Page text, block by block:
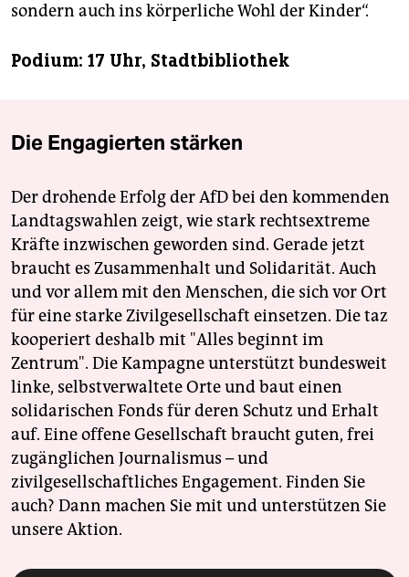
sondern auch ins körperliche Wohl der Kinder“.
Podium: 17 Uhr, Stadtbibliothek
Die Engagierten stärken
Der drohende Erfolg der AfD bei den kommenden
Landtagswahlen zeigt, wie stark rechtsextreme
Kräfte inzwischen geworden sind. Gerade jetzt
braucht es Zusammenhalt und Solidarität. Auch
und vor allem mit den Menschen, die sich vor Ort
für eine starke Zivilgesellschaft einsetzen. Die taz
kooperiert deshalb mit "Alles beginnt im
Zentrum". Die Kampagne unterstützt bundesweit
linke, selbstverwaltete Orte und baut einen
solidarischen Fonds für deren Schutz und Erhalt
auf. Eine offene Gesellschaft braucht guten, frei
zugänglichen Journalismus – und
zivilgesellschaftliches Engagement. Finden Sie
auch? Dann machen Sie mit und unterstützen Sie
unsere Aktion.